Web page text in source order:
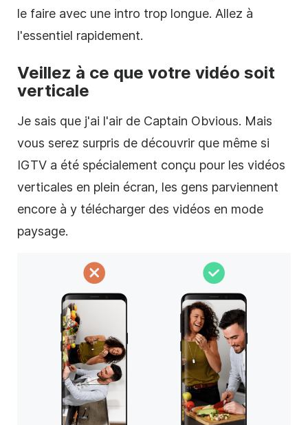
le faire avec une intro trop longue. Allez à
l'essentiel rapidement.
Veillez à ce que votre vidéo soit
verticale
Je sais que j'ai l'air de Captain Obvious. Mais
vous serez surpris de découvrir que même si
IGTV a été spécialement conçu pour les vidéos
verticales en plein écran, les gens parviennent
encore à y télécharger des vidéos en mode
paysage.